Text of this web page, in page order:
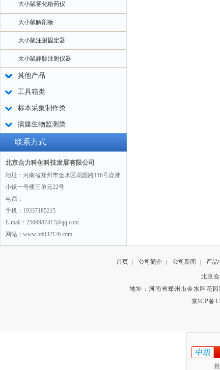
大小鼠雾化给药仪
大小鼠解剖板
大小鼠注射固定器
大小鼠静脉注射仪器
其他产品
工具箱类
标本采集制作类
病媒生物监测类
联系方式
北京合力科创科技发展有限公司
地址：河南省郑州市金水区花园路116号鹿港
小镇一号楼三单元22号
电话：
手机：19337185215
E-mail：2500987417@qq.com
网站：www.56032126.com
首页 | 公司简介 | 公司新闻 | 产品
北京
地址：河南省郑州市金水区花
京ICP备